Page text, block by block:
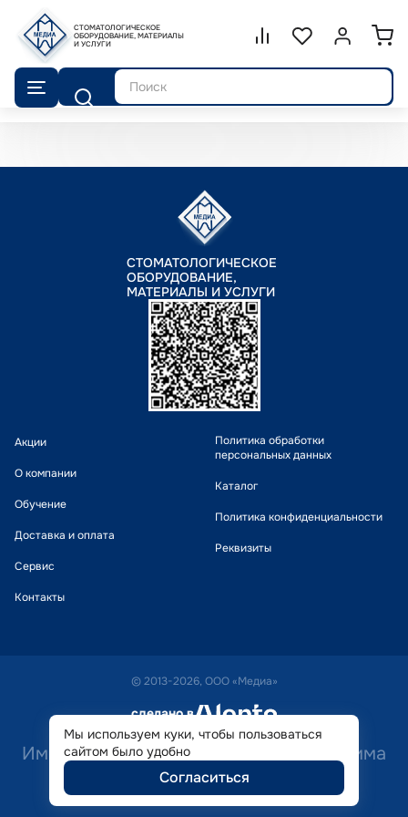
СТОМАТОЛОГИЧЕСКОЕ
ОБОРУДОВАНИЕ, МАТЕРИАЛЫ
И УСЛУГИ
Сравнение.
СписокВойти или
Поиск
СТОМАТОЛОГИЧЕСКОЕ
ОБОРУДОВАНИЕ,
МАТЕРИАЛЫ И УСЛУГИ
Акции
О компании
Обучение
Доставка и оплата
Сервис
Контакты
Политика обработки
персональных данных
Каталог
Политика конфиденциальности
Реквизиты
© 2013-2026, ООО «Медиа»
сделано в alente
Имеются противопоказания. Необходима
консультация специалиста.
Мы используем куки, чтобы пользоваться
сайтом было удобно
Согласиться